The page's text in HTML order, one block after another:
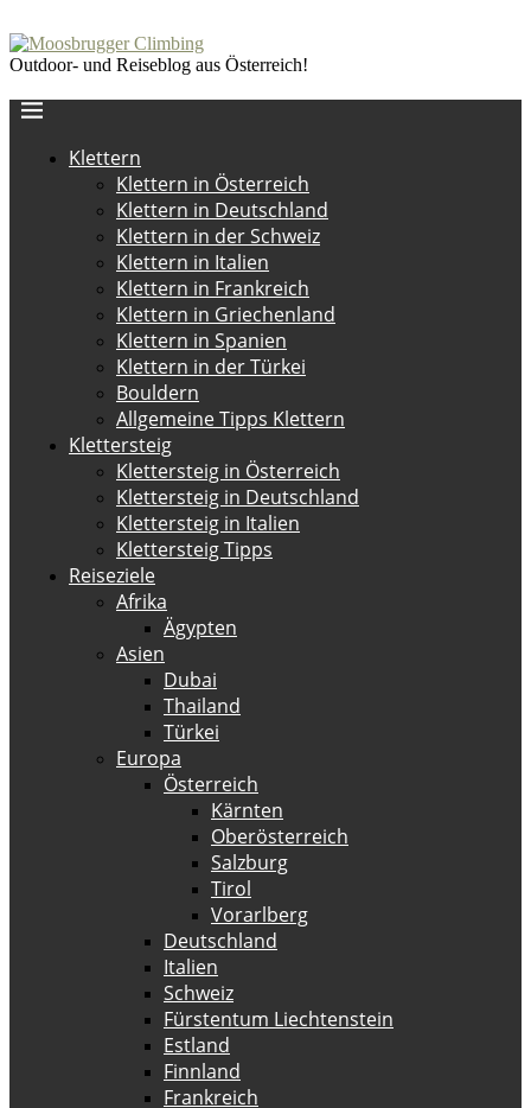
Outdoor- und Reiseblog aus Österreich!
Klettern
Klettern in Österreich
Klettern in Deutschland
Klettern in der Schweiz
Klettern in Italien
Klettern in Frankreich
Klettern in Griechenland
Klettern in Spanien
Klettern in der Türkei
Bouldern
Allgemeine Tipps Klettern
Klettersteig
Klettersteig in Österreich
Klettersteig in Deutschland
Klettersteig in Italien
Klettersteig Tipps
Reiseziele
Afrika
Ägypten
Asien
Dubai
Thailand
Türkei
Europa
Österreich
Kärnten
Oberösterreich
Salzburg
Tirol
Vorarlberg
Deutschland
Italien
Schweiz
Fürstentum Liechtenstein
Estland
Finnland
Frankreich